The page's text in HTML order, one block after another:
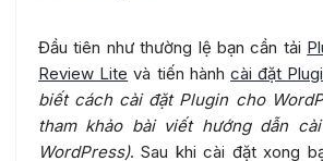
Đầu tiên như thường lệ bạn cần tải
Review Lite và tiến hànhcài đặt
biết cách cài đặt Plugin cho
tham khảo bài viết hướng dẫn
WordPress). Sau khi cài đặt xong